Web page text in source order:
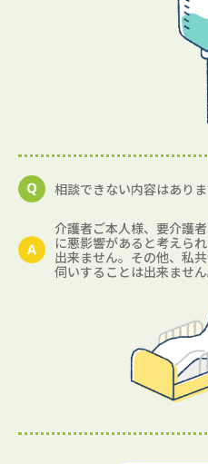
相談できない内容はあり
介護者ご本人様、要介護
に悪影響があると考えら
出来ません。その他、私
伺いすることは出来ません